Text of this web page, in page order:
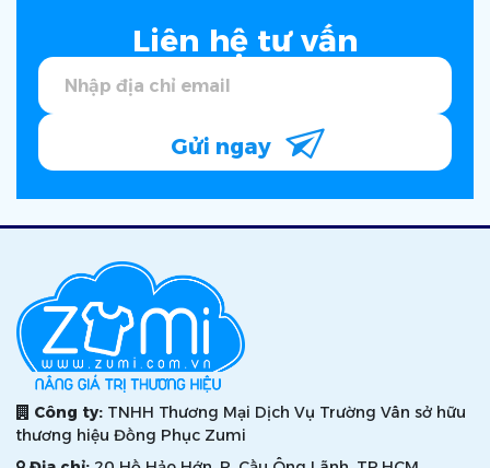
Liên hệ tư vấn
Gửi ngay
Công ty: TNHH Thương Mại Dịch Vụ Trường Vân sở hữu
thương hiệu Đồng Phục Zumi